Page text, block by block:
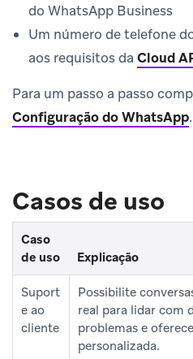
do WhatsApp Business
Um número de telefone
aos requisitos da Cloud
Para um passo a passo
Configuração do WhatsApp.
Casos de uso
Caso
de uso
Explicação
Suport
e ao
cliente
Possibilite
real para lidar com
problemas e
personalizada.